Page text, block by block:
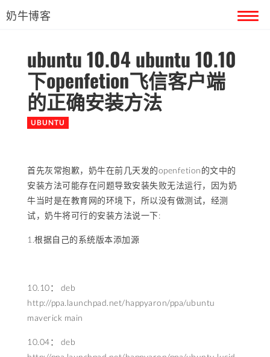
奶牛博客
首页
留言本
关于奶牛
ubuntu 10.04 ubuntu 10.10
下openfetion飞信客户端
的正确安装方法
UBUNTU
首先灰常抱歉，奶牛在前几天发的openfetion的文中的
安装方法可能存在问题导致安装失败无法运行，因为奶
牛当时是在教育网的环境下，所以没有做测试，经测
试，奶牛将可行的安装方法说一下:
1.根据自己的系统版本添加源
10.10： deb
http://ppa.launchpad.net/happyaron/ppa/ubuntu
maverick main
10.04： deb